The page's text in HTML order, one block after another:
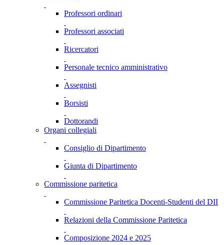
Professori ordinari
Professori associati
Ricercatori
Personale tecnico amministrativo
Assegnisti
Borsisti
Dottorandi
Organi collegiali
Consiglio di Dipartimento
Giunta di Dipartimento
Commissione paritetica
Commissione Paritetica Docenti-Studenti del DII
Relazioni della Commissione Paritetica
Composizione 2024 e 2025